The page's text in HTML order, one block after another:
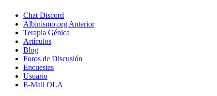
Chat Discord
Albinismo.org Anterior
Terapia Génica
Artículos
Blog
Foros de Discusión
Encuestas
Usuario
E-Mail OLA